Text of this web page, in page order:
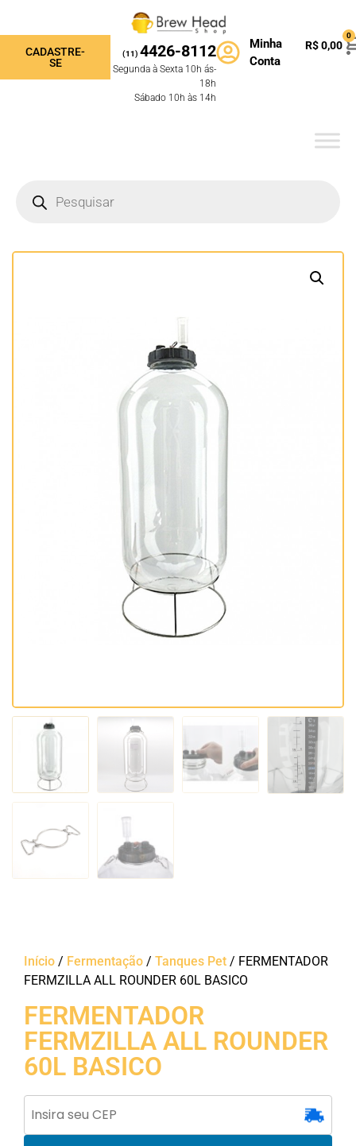
CADASTRE-
SE
(11) 4426-8112
Segunda à Sexta 10h ás-
18h
Sábado 10h às 14h
Minha
Conta
R$0,00
0
Início / Fermentação / Tanques Pet / FERMENTADOR
FERMZILLA ALL ROUNDER 60L BASICO
FERMENTADOR
FERMZILLA ALL ROUNDER
60L BASICO